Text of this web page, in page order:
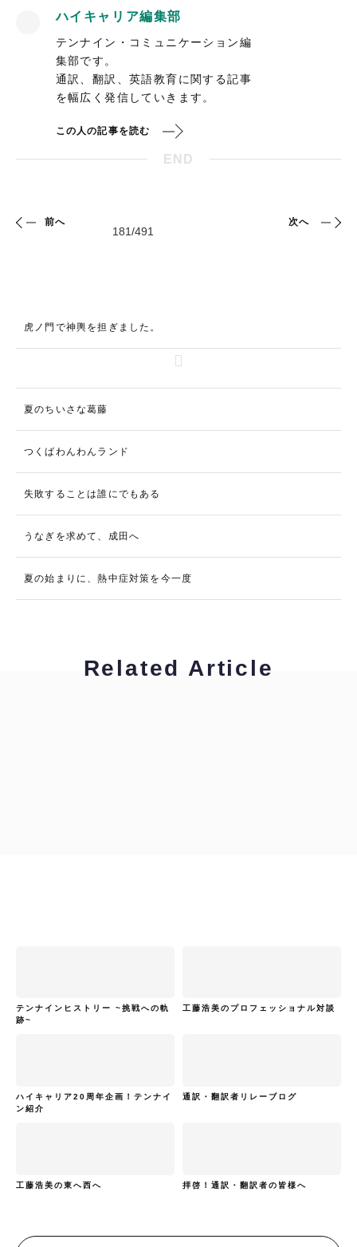
ハイキャリア編集部
テンナイン・コミュニケーション編
集部です。
通訳、翻訳、英語教育に関する記事
を幅広く発信していきます。
この人の記事を読む
END
前へ 次へ
虎ノ門で神輿を担ぎました。
夏のちいさな葛藤
つくばわんわんランド
失敗することは誰にでもある
うなぎを求めて、成田へ
夏の始まりに、熱中症対策を今一度
Related Article
テンナインヒストリー ~挑戦への軌
跡~
工藤浩美のプロフェッショナル対談
ハイキャリア20周年企画！テンナイ
ン紹介
通訳・翻訳者リレーブログ
工藤浩美の東へ西へ 拝啓！通訳・翻訳者の皆様へ